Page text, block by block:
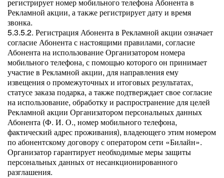
Рекламной акции, а также регистрирует дату и время
звонка.
5.3.5.2. Регистрация Абонента в Рекламной акции означает
согласие Абонента с настоящими правилами, согласие
Абонента на использование Организатором номера
мобильного телефона, с помощью которого он принимает
участие в Рекламной акции, для направления ему
извещения о промежуточных и итоговых результатах,
статусе заказа подарка, а также подтверждает свое согласие
на использование, обработку и распространение для целей
Рекламной акции Организатором персональных данных
Абонента (Ф. И. О., номер мобильного телефона,
фактический адрес проживания), владеющего этим номером
по абонентскому договору с оператором сети «Билайн».
Организатор гарантирует необходимые меры защиты
персональных данных от несанкционированного
разглашения.